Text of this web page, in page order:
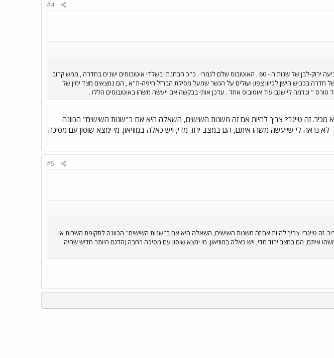
#4
לבית העלמין האזרחי , באחת החצרות שם , עומד אוטובוס ישן של אגד עם הצביעה ירוק-לבן של שנות ה - 60 . האוטובוס שלם לגמרי . כ"כ הבחנתי בשלדי אוטובוסים ישנים בחדרה , ממש קרוב
חדרה בכביש הישן לכיוון צפון ועולים על הגשר שמעל מסילת הברזל חיפה-ת"א , הם נמצאים מצד ימין של
טורס " ונדמה לי שגם עוד אוטובוס אחד . עדכן אותי בבקשה אם ייעשה משהו באוטובוסים הללו .
זה טייגר? צריך להיות אם זה משנות השישים, השאלה היא אם ב"שנות השישים" הכוונה
נראה לי שייעשה משהו איתם, הם במצב ירוד מדי, ויש כאלה במוזיאון. מי ימצא שוסון עם מסיכה
#5
זה טייגר? צריך להיות אם זה משנות השישים, השאלה היא אם ב"שנות השישים" הכוונה לתקופת השרות או
איתם, הם במצב ירוד מדי, ויש כאלה במוזיאון. מי ימצא שוסון עם מסיכה רחבה (הדגם היותר חדיש שהיה